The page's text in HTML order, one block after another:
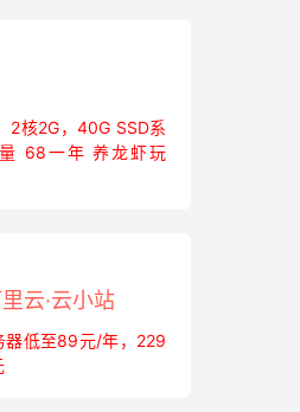
2核2G，40G SSD系
68一年 养龙虾玩
云·云小站
器低至89元/年，229